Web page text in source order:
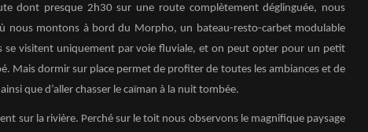
dont presque 2h30 sur une route complètement déglinguée, nous
nous montons à bord du Morpho, un bateau-resto-carbet modulable
se visitent uniquement par voie fluviale, et on peut opter pour un petit
Mais dormir sur place permet de profiter de toutes les ambiances et de
que d’aller chasser le caïman à la nuit tombée.
sur la rivière. Perché sur le toit nous observons le magnifique paysage